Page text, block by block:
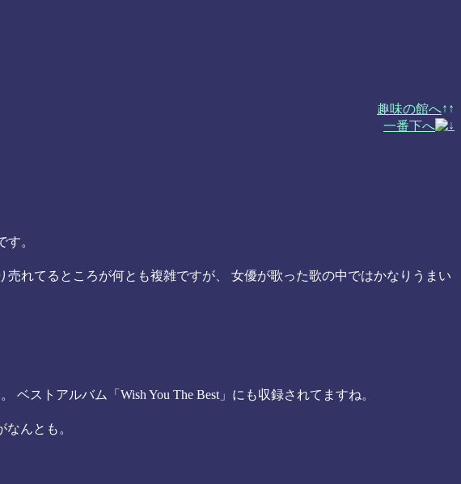
趣味の館へ
一番下へ
。
れてるところが何とも複雑ですが、 女優が歌った歌の中ではかなりうまい
ストアルバム「Wish You The Best」にも収録されてますね。
んとも。